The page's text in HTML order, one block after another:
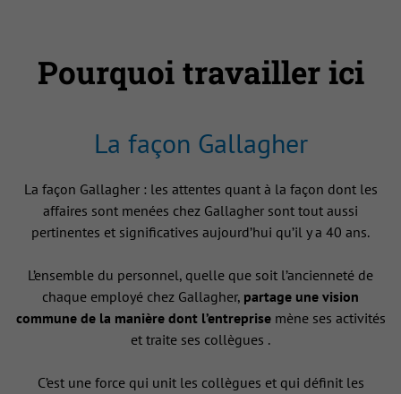
Pourquoi travailler ici
La façon Gallagher
La façon Gallagher : les attentes quant à la façon dont les
affaires sont menées chez Gallagher sont tout aussi
pertinentes et significatives aujourd’hui qu’il y a 40 ans.
L’ensemble du personnel, quelle que soit l’ancienneté de
chaque employé chez Gallagher, partage une vision
commune de la manière dont l’entreprisemène ses activités
et traite ses collègues .
C’est une force qui unit les collègues et qui définit les